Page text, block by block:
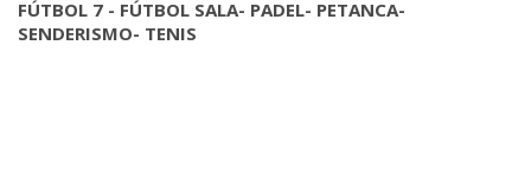
FÚTBOL 7 - FÚTBOL SALA- PADEL- PETANCA-
SENDERISMO- TENIS